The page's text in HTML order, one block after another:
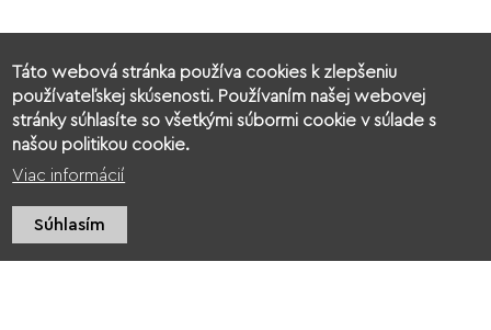
Kontakt
Táto webová stránka používa cookies k zlepšeniu
používateľskej skúsenosti. Používaním našej webovej
stránky súhlasíte so všetkými súbormi cookie v súlade s
našou politikou cookie.
Viac informácií
Súhlasím